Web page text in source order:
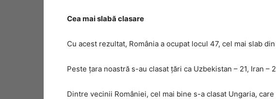
Cea mai slabă clasare
Cu acest rezultat, România a ocupat locul 47, cel mai slab
Peste ţara noastră s-au clasat ţări ca Uzbekistan – 21, Iran –
Dintre vecinii României, cel mai bine s-a clasat Ungaria,